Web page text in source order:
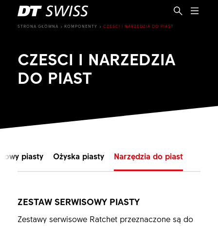
PL
STRONA GŁÓWNA KOMPONENTY CZESCI I NARZEDZIA DO PIAST
CZESCI I NARZEDZIA
DO PIAST
piasty Ożyska piasty Narzędzia do piast
ZESTAW SERWISOWY PIASTY
Zestawy serwisowe Ratchet przeznaczone są do